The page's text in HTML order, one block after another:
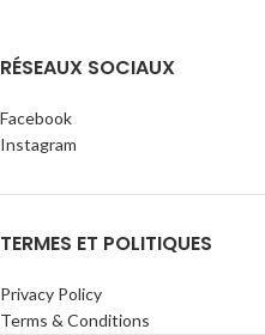
RÉSEAUX SOCIAUX
Facebook
Instagram
TERMES ET POLITIQUES
Privacy Policy
Terms & Conditions